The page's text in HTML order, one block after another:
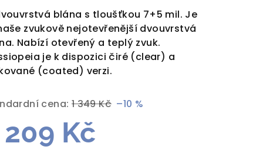
blána s tloušťkou 7+5 mil. Je
zvukově nejotevřenější dvouvrstvá
Nabízí otevřený a teplý zvuk.
je k dispozici čiré (clear) a
(coated) verzi.
cena: 1 349 Kč –10 %
209 Kč